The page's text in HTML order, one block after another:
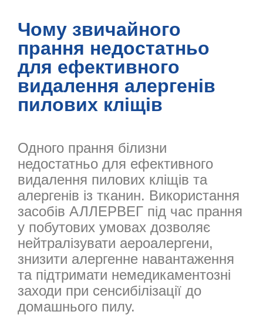
Чому звичайного
прання недостатньо
для ефективного
видалення алергенів
пилових кліщів
Одного прання білизни
недостатньо для ефективного
видалення пилових кліщів та
алергенів із тканин. Використання
засобів АЛЛЕРВЕГ під час прання
у побутових умовах дозволяє
нейтралізувати аероалергени,
знизити алергенне навантаження
та підтримати немедикаментозні
заходи при сенсибілізації до
домашнього пилу.